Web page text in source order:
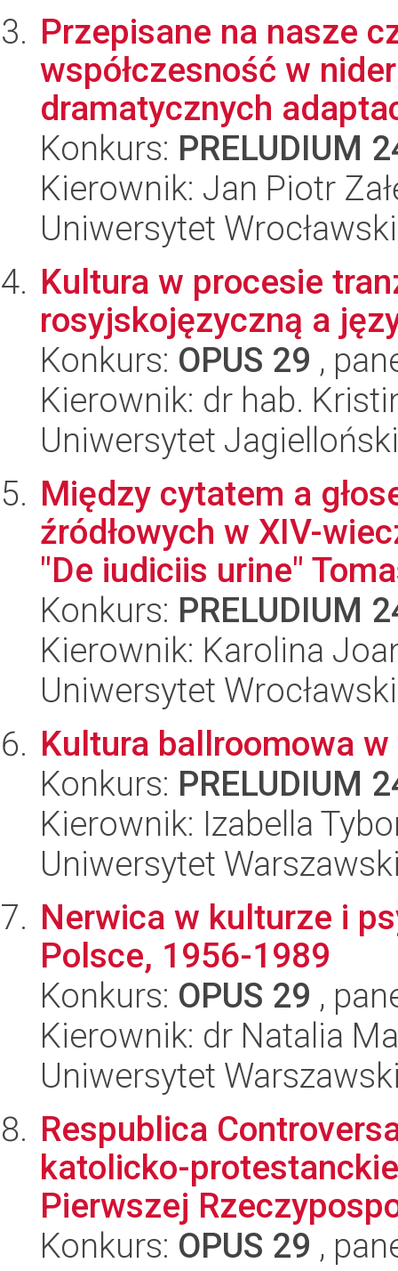
Przepisane na nasze
współczesność w
dramatycznych
Konkurs: PRELUDIUM
Kierownik: Jan Piotr
Uniwersytet Wrocławski
Kultura w procesie
rosyjskojęzyczną a
Konkurs: OPUS 29 ,
Kierownik: dr hab.
Uniwersytet Jagielloński
Między cytatem a
źródłowych w XIV-
"De iudiciis urine"
Konkurs: PRELUDIUM
Kierownik: Karolina
Uniwersytet Wrocławski
Kultura ballroomowa
Konkurs: PRELUDIUM
Kierownik: Izabella
Uniwersytet
Nerwica w kulturze i
Polsce, 1956-1989
Konkurs: OPUS 29 ,
Kierownik: dr Natalia
Uniwersytet
Respublica
katolicko-
Pierwszej
Konkurs: OPUS 29 ,